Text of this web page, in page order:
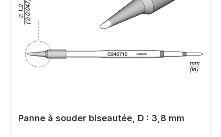
Panne à souder biseautée, D : 3,8 mm